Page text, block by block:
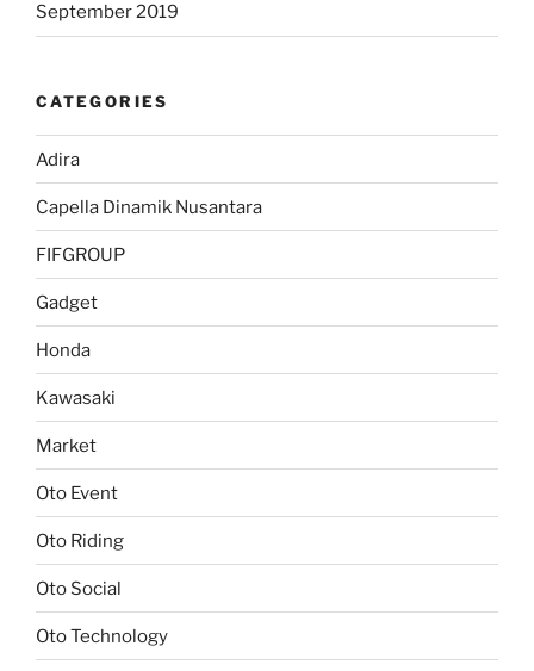
September 2019
CATEGORIES
Adira
Capella Dinamik Nusantara
FIFGROUP
Gadget
Honda
Kawasaki
Market
Oto Event
Oto Riding
Oto Social
Oto Technology